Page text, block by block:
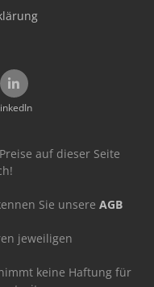
auf dieser Seite
Sie unsere AGB
jeweiligen
keine Haftung für